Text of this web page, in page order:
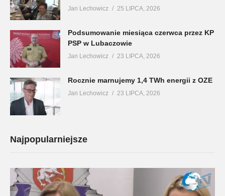
Jan Lechowicz 25 LIPCA, 2026
Podsumowanie miesiąca czerwca przez KP
PSP w Lubaczowie
Jan Lechowicz 23 LIPCA, 2026
Rocznie marnujemy 1,4 TWh energii z OZE
Jan Lechowicz 23 LIPCA, 2026
Najpopularniejsze